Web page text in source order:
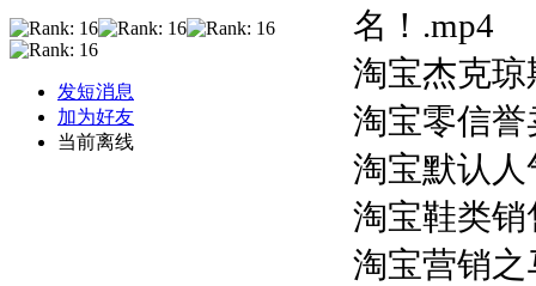
发短消息
加为好友
当前离线
名！.mp4
淘宝杰克琼
淘宝零信誉
淘宝默认人
淘宝鞋类销
淘宝营销之